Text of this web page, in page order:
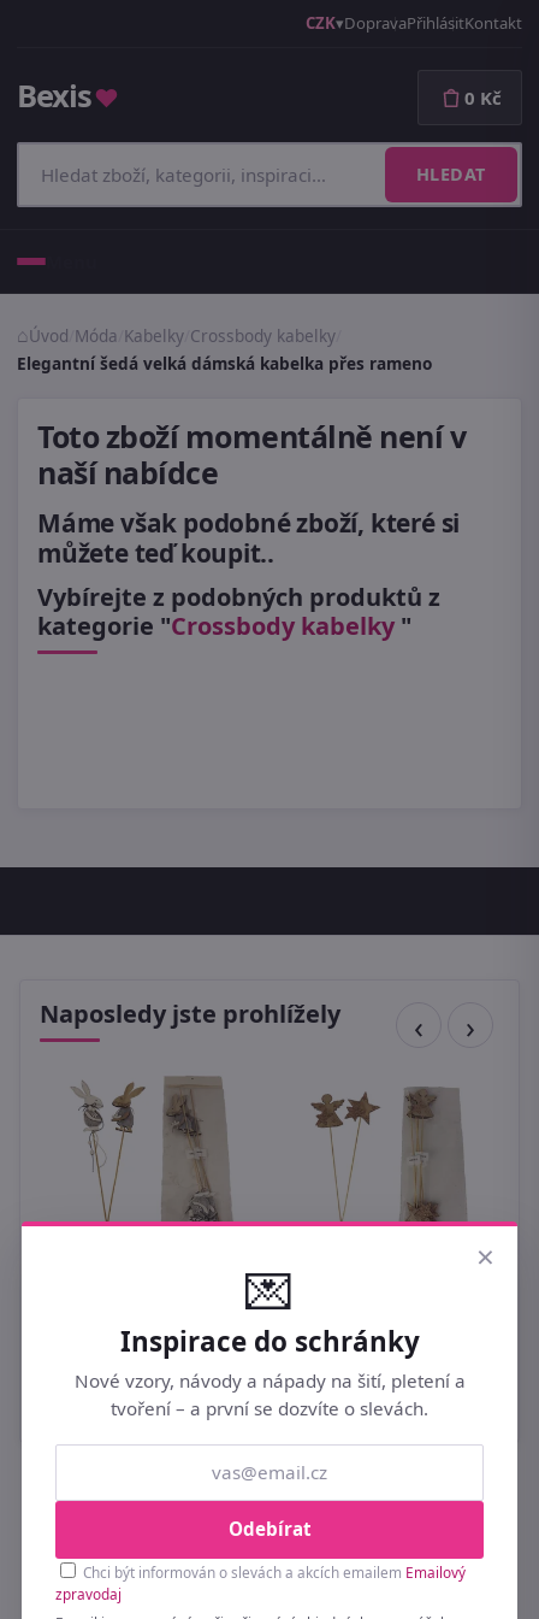
CZK DopravaPřihlásitKontakt
Bexis♥
HLEDAT
0 Kč
Úvod Móda Kabelky Crossbody kabelky
Elegantní šedá velká dámská kabelka přes rameno
Toto zboží momentálně není v
naší nabídce
Máme však podobné zboží, které si
můžete teď koupit..
Vybírejte z podobných produktů z
kategorie "Crossbody kabelky "
Naposledy jste prohlížely
cm
99 Kč
Buďte první u novinek a slev 💌
Přihlaste se k odběru a získejte tipy na nové
kolekce a exkluzivní akce dřív než ostatní.
×
💌
Inspirace do schránky
Nové vzory, návody a nápady na šití, pletení a
tvoření – a první se dozvíte o slevách.
Odebírat
Chci být informován o slevách a akcích emailem Emailový
zpravodaj